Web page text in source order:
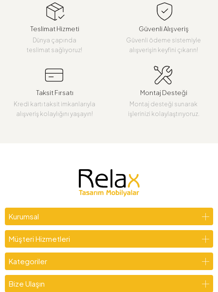
Teslimat Hizmeti
Dünya çapında
teslimat sağlıyoruz!
Güvenli Alışveriş
Güvenli ödeme sistemiyle
alışverişin keyfini çıkarın!
Taksit Fırsatı
Kredi kartı taksit imkanlarıyla
alışveriş kolaylığını yaşayın!
Montaj Desteği
Montaj desteği sunarak
işlerinizi kolaylaştırıyoruz.
Kurumsal
Müşteri Hizmetleri
Kategoriler
Bize Ulaşın